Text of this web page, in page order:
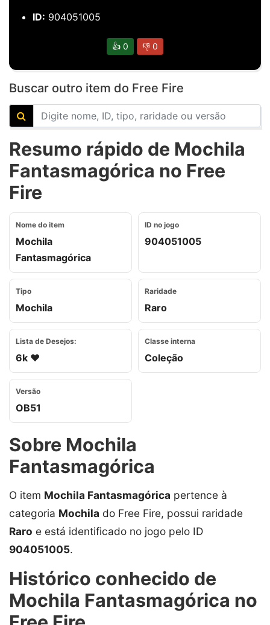
ID: 904051005
👍 0 👎 0
Buscar outro item do Free Fire
Resumo rápido de Mochila
Fantasmagórica no Free
Fire
Nome do item
Mochila
Fantasmagórica
ID no jogo
904051005
Tipo
Mochila
Raridade
Raro
Lista de Desejos:
6k ❤️
Classe interna
Coleção
Versão
OB51
Sobre Mochila
Fantasmagórica
O item Mochila Fantasmagórica pertence à
categoria Mochila do Free Fire, possui raridade
Raro e está identificado no jogo pelo ID
904051005.
Histórico conhecido de
Mochila Fantasmagórica no